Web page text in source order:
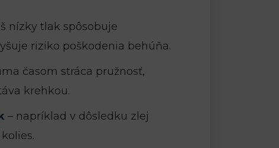
nízky tlak spôsobuje
riziko poškodenia behúňa.
časom stráca pružnosť,
krehkou.
– napríklad v dôsledku zlej